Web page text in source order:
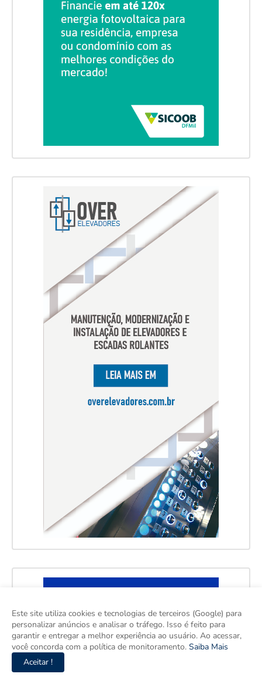
Este site utiliza cookies e tecnologias de terceiros (Google) para
personalizar anúncios e analisar o tráfego. Isso é feito para
garantir e entregar a melhor experiência ao usuário. Ao acessar,
você concorda com a política de monitoramento. Saiba Mais
Aceitar !